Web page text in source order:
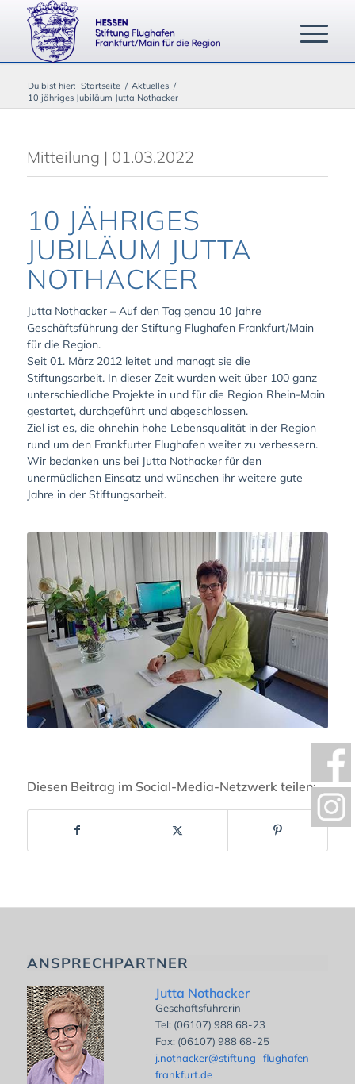
Du bist hier: Startseite / Aktuelles /
10 jähriges Jubiläum Jutta Nothacker
Mitteilung | 01.03.2022
10 JÄHRIGES
JUBILÄUM JUTTA
NOTHACKER
Jutta Nothacker – Auf den Tag genau 10 Jahre
Geschäftsführung der Stiftung Flughafen Frankfurt/Main
für die Region.
Seit 01. März 2012 leitet und managt sie die
Stiftungsarbeit. In dieser Zeit wurden weit über 100 ganz
unterschiedliche Projekte in und für die Region Rhein-Main
gestartet, durchgeführt und abgeschlossen.
Ziel ist es, die ohnehin hohe Lebensqualität in der Region
rund um den Frankfurter Flughafen weiter zu verbessern.
Wir bedanken uns bei Jutta Nothacker für den
unermüdlichen Einsatz und wünschen ihr weitere gute
Jahre in der Stiftungsarbeit.
Diesen Beitrag im Social-Media-Netzwerk teilen:
ANSPRECHPARTNER
Jutta Nothacker
Geschäftsführerin
Tel: (06107) 988 68-23
Fax: (06107) 988 68-25
j.nothacker@stiftung- flughafen-
frankfurt.de